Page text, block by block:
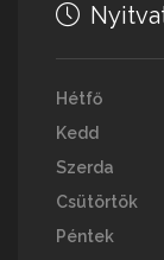
Hétfő
Kedd
Szerda
Csütörtök
Péntek